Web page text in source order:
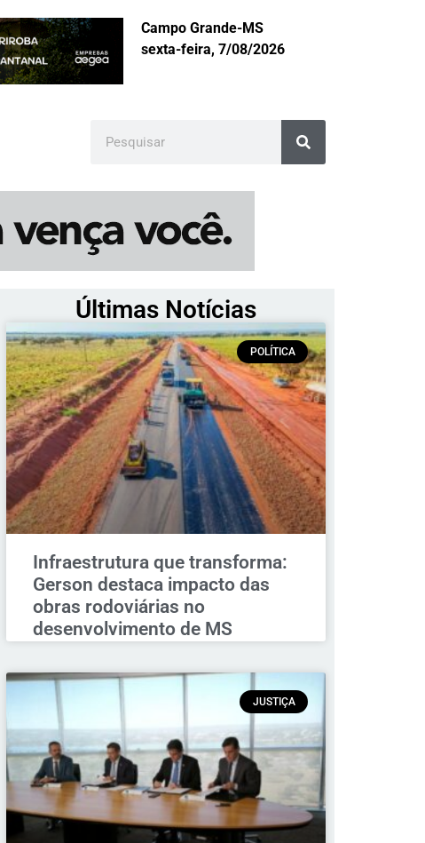
Campo Grande-MS
sexta-feira, 7/08/2026
Últimas Notícias
POLÍTICA
Infraestrutura que transforma:
Gerson destaca impacto das
obras rodoviárias no
desenvolvimento de MS
JUSTIÇA